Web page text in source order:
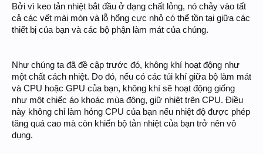
Bởi vì keo tản nhiệt bắt đầu ở dạng chất lỏng, nó chảy vào tất
cả các vết mài mòn và lỗ hổng cực nhỏ có thể tồn tại giữa các
thiết bị của bạn và các bộ phận làm mát của chúng.
Như chúng ta đã đề cập trước đó, không khí hoạt động như
một chất cách nhiệt. Do đó, nếu có các túi khí giữa bộ làm mát
và CPU hoặc GPU của bạn, không khí sẽ hoạt động giống
như một chiếc áo khoác mùa đông, giữ nhiệt trên CPU. Điều
này không chỉ làm hỏng CPU của bạn nếu nhiệt độ được phép
tăng quá cao mà còn khiến bộ tản nhiệt của bạn trở nên vô
dụng.